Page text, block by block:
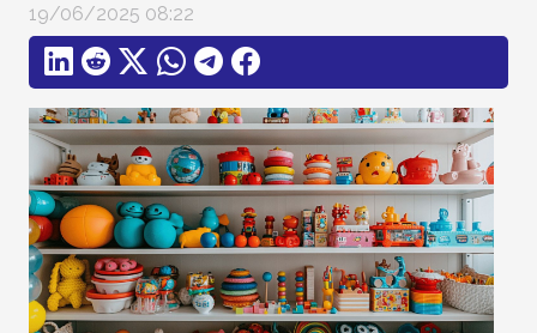
19/06/2025 08:22